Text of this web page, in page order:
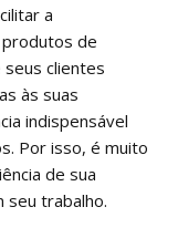
a
produtos de
clientes
às suas
indispensável
Por isso, é muito
de sua
seu trabalho.